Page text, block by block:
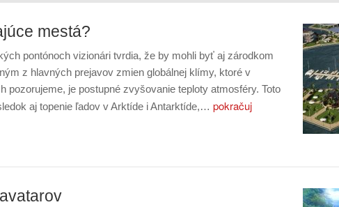
mestá?
pontónoch vizionári tvrdia, že by mohli byť aj zárodkom
z hlavných prejavov zmien globálnej klímy, ktoré v
pozorujeme, je postupné zvyšovanie teploty atmosféry. Toto
aj topenie ľadov v Arktíde i Antarktíde,… pokračuj